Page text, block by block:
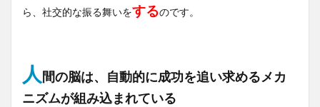
ら、社交的な振る舞いをするのです。
人間の脳は、自動的に成功を追い求めるメカ
ニズムが組み込まれている